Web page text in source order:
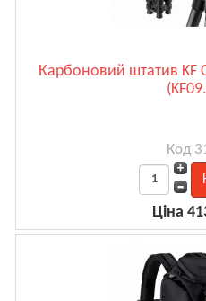
Карбоновий штатив KF
Код
Ціна